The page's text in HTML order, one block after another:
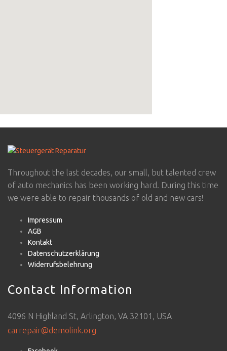
Throughout the last decades, our small, but talented crew
of auto mechanics has been working hard. During this time
we were able to repair thousands of old and new cars!
Impressum
AGB
Kontakt
Datenschutzerklärung
Widerrufsbelehrung
Contact Information
4096 N Highland St, Arlington, VA 32101, USA
carrepair@demolink.org